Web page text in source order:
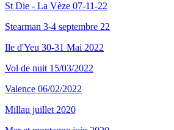
St Die - La Vèze 07-11-22
Stearman 3-4 septembre 22
Ile d'Yeu 30-31 Mai 2022
Vol de nuit 15/03/2022
Valence 06/02/2022
Millau juillet 2020